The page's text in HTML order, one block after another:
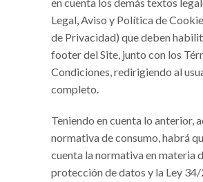
en cuenta los demás textos
Legal, Aviso y Política de
de Privacidad) que deben
footer del Site, junto con los
Condiciones, redirigiendo al
completo.
Teniendo en cuenta lo anterior,
normativa de consumo, habrá
cuenta la normativa en materia
protección de datos y la Ley 34/